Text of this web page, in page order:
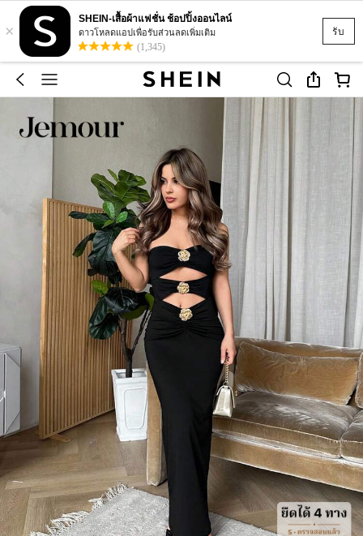
รับ
×
SHEIN-เสื้อผ้าแฟชั่น ช้อปปิ้งออนไลน์
ดาวโหลดแอปเพื่อรับส่วนลดเพิ่มเติม
(1,345)